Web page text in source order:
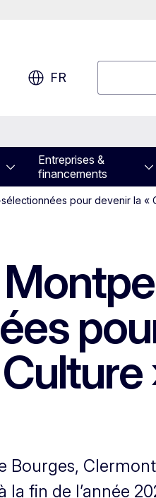
FR
Entreprises &
financements
pour devenir la
Bourges,
fin de l’année